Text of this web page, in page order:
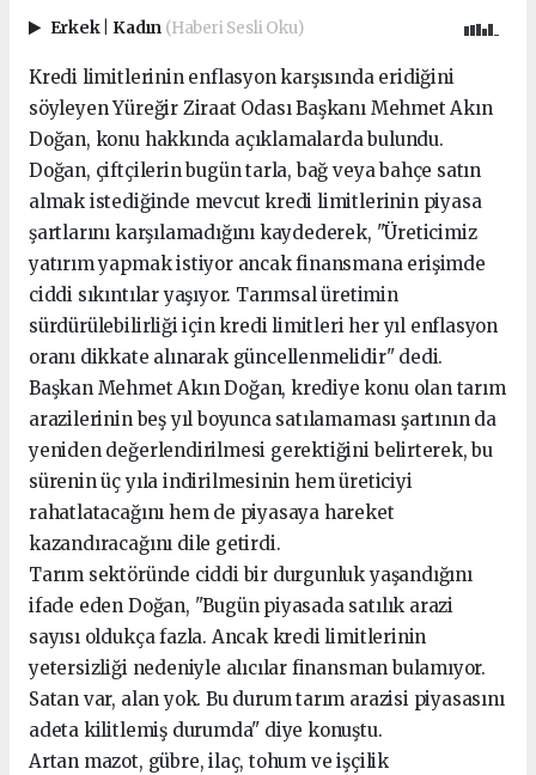
Erkek Kadın (Haberi Sesli Oku)
Kredi limitlerinin enflasyon karşısında eridiğini
söyleyen Yüreğir Ziraat Odası Başkanı Mehmet Akın
Doğan, konu hakkında açıklamalarda bulundu.
Doğan, çiftçilerin bugün tarla, bağ veya bahçe satın
almak istediğinde mevcut kredi limitlerinin piyasa
şartlarını karşılamadığını kaydederek, "Üreticimiz
yatırım yapmak istiyor ancak finansmana erişimde
ciddi sıkıntılar yaşıyor. Tarımsal üretimin
sürdürülebilirliği için kredi limitleri her yıl enflasyon
oranı dikkate alınarak güncellenmelidir" dedi.
Başkan Mehmet Akın Doğan, krediye konu olan tarım
arazilerinin beş yıl boyunca satılamaması şartının da
yeniden değerlendirilmesi gerektiğini belirterek, bu
sürenin üç yıla indirilmesinin hem üreticiyi
rahatlatacağını hem de piyasaya hareket
kazandıracağını dile getirdi.
Tarım sektöründe ciddi bir durgunluk yaşandığını
ifade eden Doğan, "Bugün piyasada satılık arazi
sayısı oldukça fazla. Ancak kredi limitlerinin
yetersizliği nedeniyle alıcılar finansman bulamıyor.
Satan var, alan yok. Bu durum tarım arazisi piyasasını
adeta kilitlemiş durumda" diye konuştu.
Artan mazot, gübre, ilaç, tohum ve işçilik